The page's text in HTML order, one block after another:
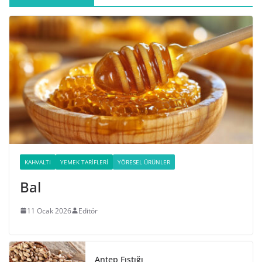
KAHVALTI YEMEK TARIFLERI YÖRESEL ÜRÜNLER
Bal
11 Ocak 2026 Editör
Antep Fıstığı